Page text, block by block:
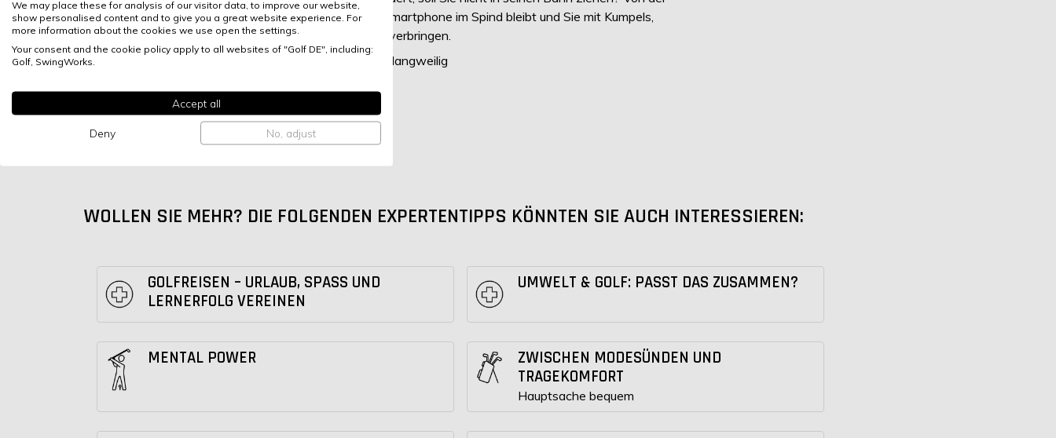
sozialen Komponente ganz zu schweigen, wenn das Smartphone im Spind bleibt und Sie mit Kumpels,
Freunden, der Familie oder dem Partner wertvolle Zeit verbringen.
Wenn das tatsächlich langweilig sein soll, bin ich gerne langweilig
AUTOR: Swingworks
DATUM: 11.07.2018
WOLLEN SIE MEHR? DIE FOLGENDEN EXPERTENTIPPS KÖNNTEN SIE AUCH INTERESSIEREN:
GOLFREISEN – URLAUB, SPASS UND
LERNERFOLG VEREINEN
UMWELT & GOLF: PASST DAS ZUSAMMEN?
MENTAL POWER
ZWISCHEN MODESÜNDEN UND
TRAGEKOMFORT
Hauptsache bequem
We may place these for analysis of our visitor data, to improve our website,
show personalised content and to give you a great website experience. For
more information about the cookies we use open the settings.
Your consent and the cookie policy apply to all websites of "Golf DE", including:
Golf, SwingWorks.
Accept all
Deny No, adjust